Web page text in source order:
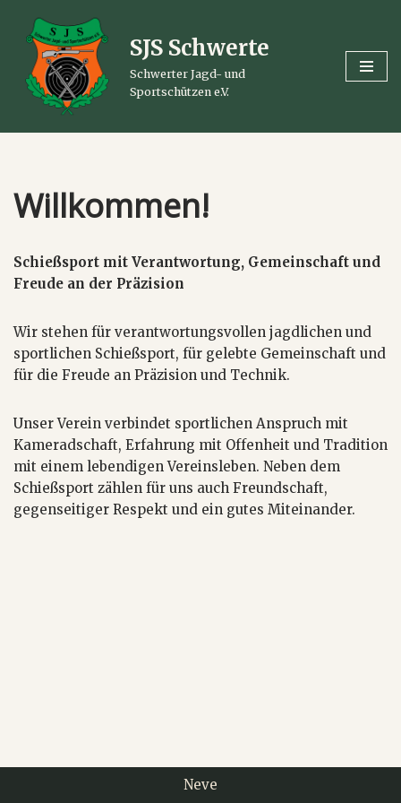
Zum
Inhalt
springen
SJS Schwerte
Schwerter Jagd- und
Sportschützen e.V.
Willkommen!
Schießsport mit Verantwortung, Gemeinschaft und
Freude an der Präzision
Wir stehen für verantwortungsvollen jagdlichen und
sportlichen Schießsport, für gelebte Gemeinschaft und
für die Freude an Präzision und Technik.
Unser Verein verbindet sportlichen Anspruch mit
Kameradschaft, Erfahrung mit Offenheit und Tradition
mit einem lebendigen Vereinsleben. Neben dem
Schießsport zählen für uns auch Freundschaft,
gegenseitiger Respekt und ein gutes Miteinander.
Neve